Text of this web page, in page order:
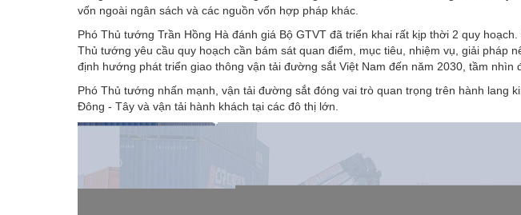
vốn ngoài ngân sách và các nguồn vốn hợp pháp khác.
Phó Thủ tướng Trần Hồng Hà đánh giá Bộ GTVT đã triển khai rất kịp thời 2 quy hoạch.
Thủ tướng yêu cầu quy hoạch cần bám sát quan điểm, mục tiêu, nhiệm vụ, giải pháp
định hướng phát triển giao thông vận tải đường sắt Việt Nam đến năm 2030, tầm nhìn
Phó Thủ tướng nhấn mạnh, vận tải đường sắt đóng vai trò quan trọng trên hành lang
Đông - Tây và vận tải hành khách tại các đô thị lớn.